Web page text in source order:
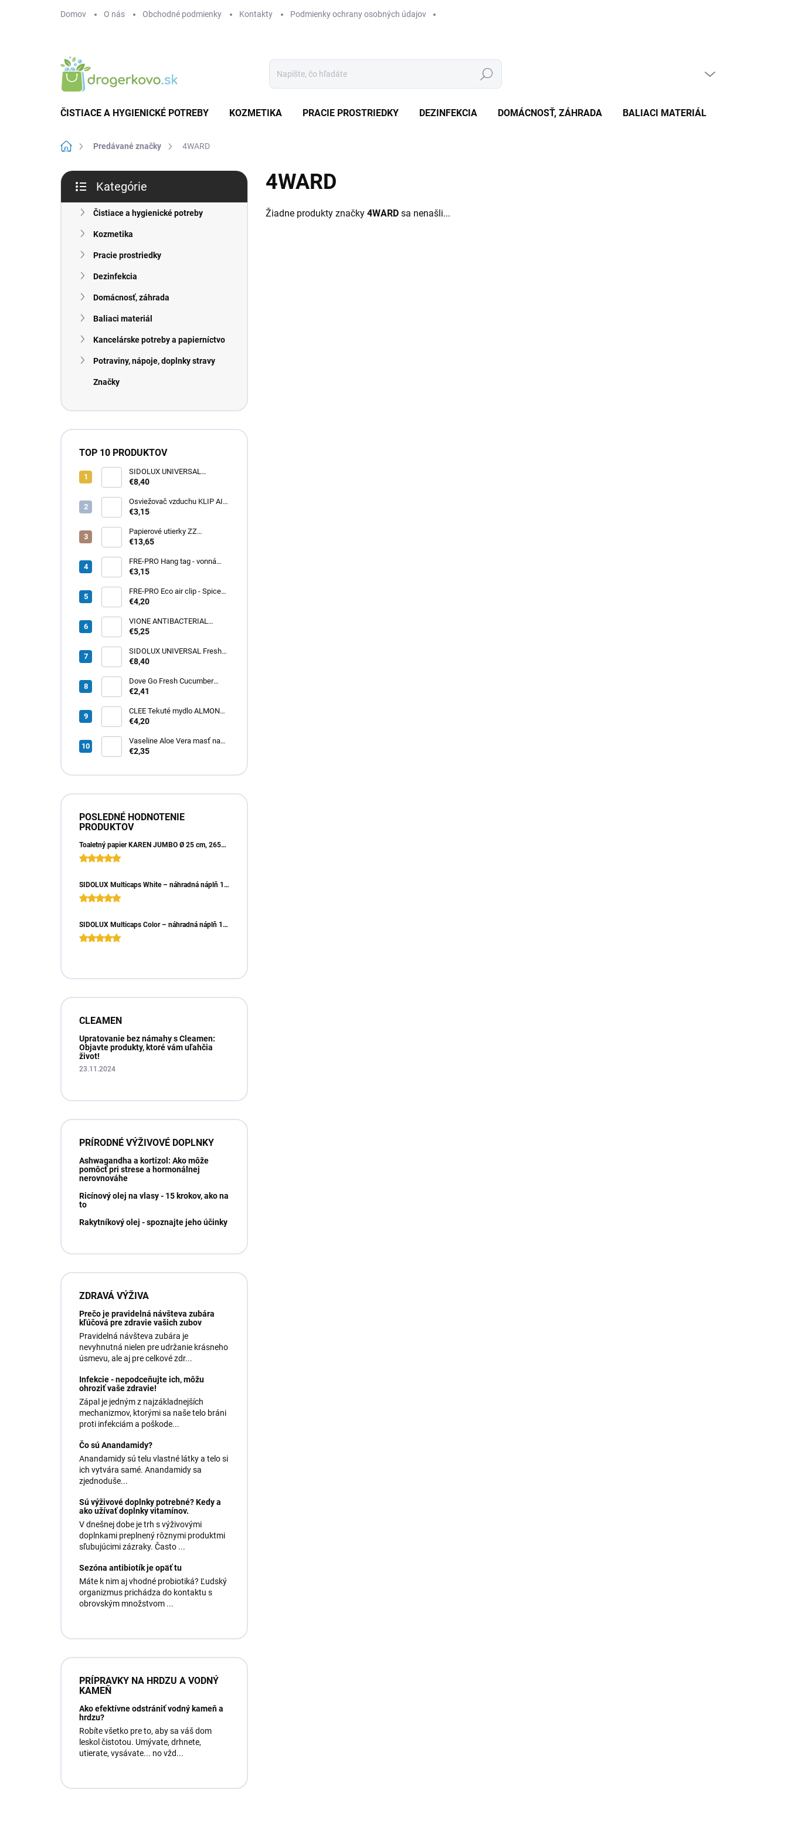
Domov O nás Obchodné podmienky Kontakty Podmienky ochrany osobných údajov
Hľadať
ČISTIACE A HYGIENICKÉ POTREBY KOZMETIKA PRACIE PROSTRIEDKY DEZINFEKCIA DOMÁCNOSŤ, ZÁHRADA BALIACI MATERIÁL
DomovPredávané značky 4WARD
B
č
kategórie
Kategórie
Čistiace a hygienické potreby
Kozmetika
Pracie prostriedky
Dezinfekcia
Domácnosť, záhrada
Baliaci materiál
Kancelárske potreby a papierníctvo
Potraviny, nápoje, doplnky stravy
Značky
TOP 10 PRODUKTOV
SIDOLUX UNIVERSAL
Marseillské mydlo s
€8,40
Osviežovač vzduchu KLIP AIR
TROPICAL
€3,15
Papierové utierky ZZ
zelené (4000ks) 1vrst.
€13,65
FRE-PRO Hang tag - vonná
gelová záveska Spiced Apple
€3,15
FRE-PRO Eco air clip - Spiced
Apple 1ks
€4,20
VIONE ANTIBACTERIAL
tekuté mydlo 5L
€5,25
SIDOLUX UNIVERSAL Fresh
Lemon 5L
€8,40
Dove Go Fresh Cucumber
dámsky roll-on 50ml
€2,41
CLEE Tekuté mydlo ALMOND
cream 5L
€4,20
Vaseline Aloe Vera masť na
pery 20g
€2,35
POSLEDNÉ HODNOTENIE
PRODUKTOV
Toaletný papier KAREN JUMBO Ø 25 cm, 265m, 2vrst. (6ks)
SIDOLUX Multicaps White – náhradná náplň 10ks
SIDOLUX Multicaps Color – náhradná náplň 10ks
CLEAMEN
Upratovanie bez námahy s Cleamen:
Objavte produkty, ktoré vám uľahčia
život!
23.11.2024
PRÍRODNÉ VÝŽIVOVÉ DOPLNKY
Ashwagandha a kortizol: Ako môže
pomôcť pri strese a hormonálnej
nerovnováhe
Ricínový olej na vlasy - 15 krokov, ako na
to
Rakytníkový olej - spoznajte jeho účinky
ZDRAVÁ VÝŽIVA
Prečo je pravidelná návšteva zubára
kľúčová pre zdravie vašich zubov
Pravidelná návšteva zubára je
nevyhnutná nielen pre udržanie krásneho
úsmevu, ale aj pre celkové zdr...
Infekcie - nepodceňujte ich, môžu
ohroziť vaše zdravie!
Zápal je jedným z najzákladnejších
mechanizmov, ktorými sa naše telo bráni
proti infekciám a poškode...
Čo sú Anandamidy?
Anandamidy sú telu vlastné látky a telo si
ich vytvára samé. Anandamidy sa
zjednoduše...
Sú výživové doplnky potrebné? Kedy a
ako užívať doplnky vitamínov.
V dnešnej dobe je trh s výživovými
doplnkami preplnený rôznymi produktmi
sľubujúcimi zázraky. Často ...
Sezóna antibiotík je opäť tu
Máte k nim aj vhodné probiotiká? Ľudský
organizmus prichádza do kontaktu s
obrovským množstvom ...
PRÍPRAVKY NA HRDZU A VODNÝ
KAMEŇ
Ako efektívne odstrániť vodný kameň a
hrdzu?
Robíte všetko pre to, aby sa váš dom
leskol čistotou. Umývate, drhnete,
utierate, vysávate... no vžd...
4WARD
Žiadne produkty značky 4WARD sa nenašli...